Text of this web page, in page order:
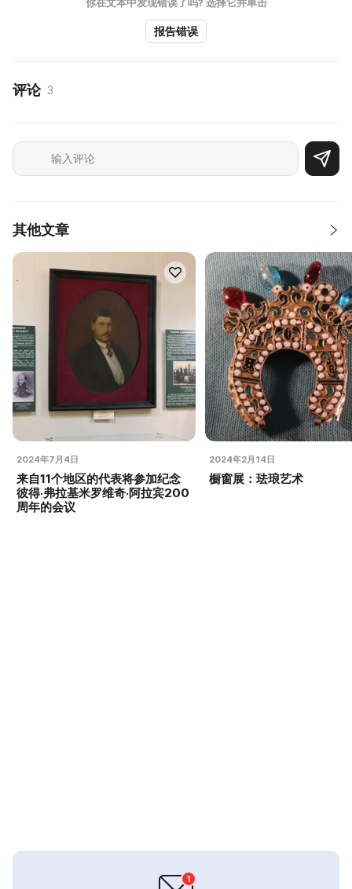
报告错误
评论 3
其他文章
2024年7月4日
来自11个地区的代表将参加纪念
彼得·弗拉基米罗维奇·阿拉宾200
周年的会议
2024年2月14日
橱窗展：珐琅艺术